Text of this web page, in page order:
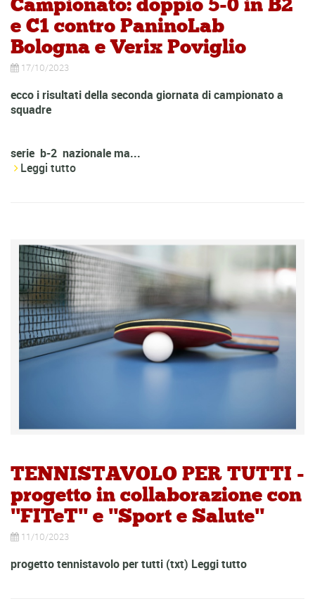
e C1 contro PaninoLab
Bologna e Verix Poviglio
17/10/2023
ecco i risultati della seconda giornata di campionato a
squadre
serie b-2 nazionale ma...
Leggi tutto
TENNISTAVOLO PER TUTTI -
progetto in collaborazione con
"FITeT" e "Sport e Salute"
11/10/2023
progetto tennistavolo per tutti (txt) Leggi tutto